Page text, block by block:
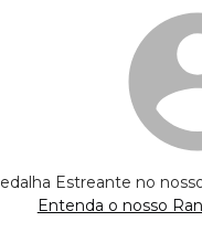
Estreante no
Entenda o nosso